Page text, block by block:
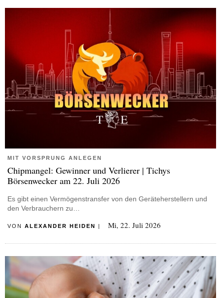
MIT VORSPRUNG ANLEGEN
Chipmangel: Gewinner und Verlierer | Tichys
Börsenwecker am 22. Juli 2026
Es gibt einen Vermögenstransfer von den Geräteherstellern und
den Verbrauchern zu…
VON ALEXANDER HEIDEN | Mi, 22. Juli 2026